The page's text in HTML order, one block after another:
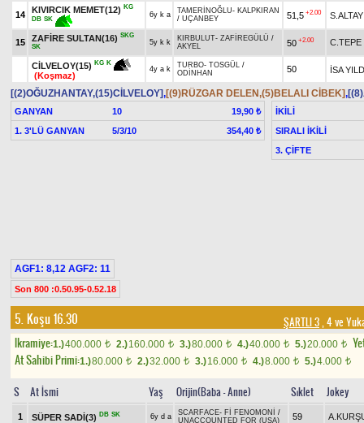
14
KIVIRCIK MEMET(12) KG
DB SK
6y k a TAMERİNOĞLU- KALPKIRAN
/ UÇANBEY 51,5 +2.00 S.ALTAY
15 ZAFİRE SULTAN(16) SKG
SK
5y k k KIRBULUT- ZAFİREGÜLÜ /
AKYEL
50 +2.00 C.TEPE
CİLVELOY(15) KG K
(Koşmaz)
4y a k TURBO- TOSGÜL /
ODİNHAN
50 İSA
[(2)OĞUZHANTAY,(15)CİLVELOY],[(9)RÜZGAR DELEN,(5)BELALI CİBEK],
GANYAN 10
19,90 ₺
1. 3'LÜ GANYAN
5/3/10 354,40 ₺
İKİLİ
SIRALI İKİLİ
3. ÇİFTE
AGF1: 8,12 AGF2: 11
Son 800 :0.50.95-0.52.18
5. Koşu 16.30 ŞARTLI 3, 4 ve
Ikramiye:1.)400.000 t 2.)160.000 t 3.)80.000 t 4.)40.000 t 5.)20.000 t
At Sahibi Primi:1.)80.000 t 2.)32.000 t 3.)16.000 t 4.)8.000 t 5.)4.000 t
S At İsmi Yaş Orijin(Baba - Anne) Sıklet Jokey
1 SÜPER SADİ(3) DB SK 6y d a SCARFACE- Fİ FENOMONİ
/
UNACCOUNTED FOR (USA)
59